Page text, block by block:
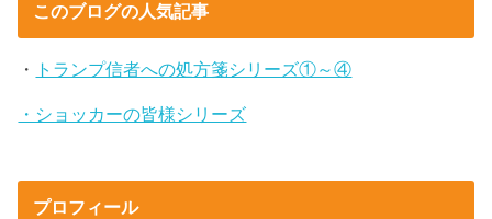
このブログの人気記事
・ トランプ信者への処方箋シリーズ①～④
・ショッカーの皆様シリーズ
プロフィール